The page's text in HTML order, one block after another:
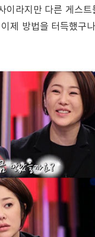
이라지만 다른 게스트
제 방법을 터득했구